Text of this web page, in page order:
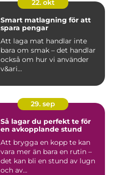
22. okt
Smart matlagning för att
spara pengar
Att laga mat handlar inte
bara om smak – det handlar
också om hur vi använder
v&ari...
29. sep
Så lagar du perfekt te för
en avkopplande stund
Att brygga en kopp te kan
vara mer än bara en rutin –
det kan bli en stund av lugn
och av...